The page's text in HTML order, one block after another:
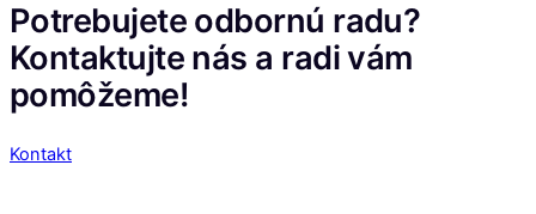
Potrebujete odbornú radu?
Kontaktujte nás a radi vám
pomôžeme!
Kontakt